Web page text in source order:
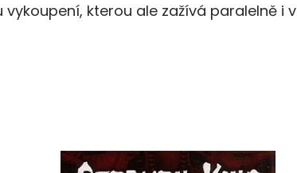
vykoupení, kterou ale zažívá paralelně i